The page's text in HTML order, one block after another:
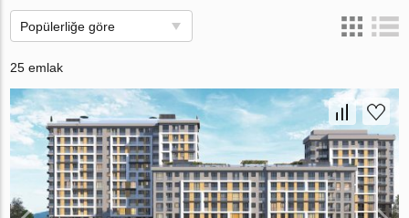
Popülerliğe göre
25 emlak